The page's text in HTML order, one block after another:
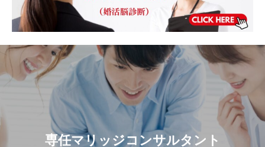
専任マリッジコンサルタント